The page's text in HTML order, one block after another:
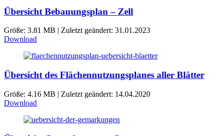
Übersicht Bebauungsplan – Zell
Größe: 3.81 MB | Zuletzt geändert: 31.01.2023
Download
Übersicht des Flächennutzungsplanes aller Blätter
Größe: 4.16 MB | Zuletzt geändert: 14.04.2020
Download